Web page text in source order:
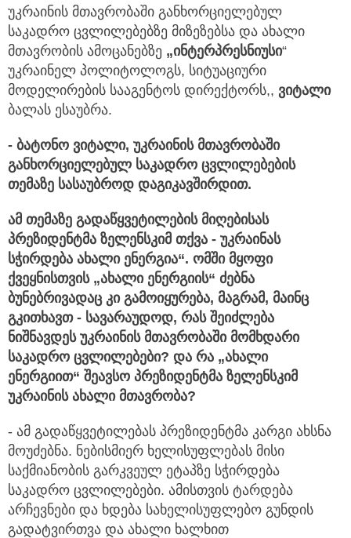
უკრაინის მთავრობაში განხორციელებულ
საკადრო ცვლილებებზე მიზეზებსა და ახალი
მთავრობის ამოცანებზე „ინტერპრესნიუსი“
უკრაინელ პოლიტოლოგს, სიტუაციური
მოდელირების სააგენტოს დირექტორს,, ვიტალი
ბალას ესაუბრა.
- ბატონო ვიტალი, უკრაინის მთავრობაში
განხორციელებულ საკადრო ცვლილებების
თემაზე სასაუბროდ დაგიკავშირდით.
ამ თემაზე გადაწყვეტილების მიღებისას
პრეზიდენტმა ზელენსკიმ თქვა - უკრაინას
სჭირდება ახალი ენერგია“. ომში მყოფი
ქვეყნისთვის „ახალი ენერგიის“ ძებნა
ბუნებრივადაც კი გამოიყურება, მაგრამ, მაინც
გკითხავთ - სავარაუდოდ, რას შეიძლება
ნიშნავდეს უკრაინის მთავრობაში მომხდარი
საკადრო ცვლილებები? და რა „ახალი
ენერგიით“ შეავსო პრეზიდენტმა ზელენსკიმ
უკრაინის ახალი მთავრობა?
- ამ გადაწყვეტილებას პრეზიდენტმა კარგი ახსნა
მოუძებნა. ნებისმიერ ხელისუფლებას მისი
საქმიანობის გარკვეულ ეტაპზე სჭირდება
საკადრო ცვლილებები. ამისთვის ტარდება
არჩევნები და ხდება სახელისუფლებო გუნდის
გადატვირთვა და ახალი ხალხით